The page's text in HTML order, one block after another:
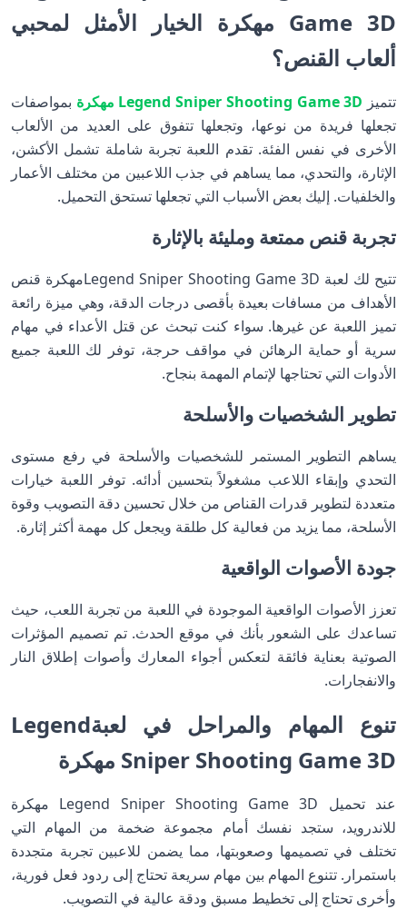
Game 3D مهكرة الخيار الأمثل لمحبي
ألعاب القنص؟
تتميز Legend Sniper Shooting Game 3D مهكرة
بمواصفات
تجعلها فريدة من نوعها، وتجعلها تتفوق على العديد من الألعاب
الأخرى في نفس الفئة. تقدم اللعبة تجربة شاملة تشمل الأكشن،
الإثارة، والتحدي، مما يساهم في جذب اللاعبين من مختلف الأعمار
والخلفيات. إليك بعض الأسباب التي تجعلها تستحق التحميل.
تجربة قنص ممتعة ومليئة بالإثارة
تتيح لك لعبة Legend Sniper Shooting Game 3Dمهكرة قنص
الأهداف من مسافات بعيدة بأقصى درجات الدقة، وهي ميزة رائعة
تميز اللعبة عن غيرها. سواء كنت تبحث عن قتل الأعداء في مهام
سرية أو حماية الرهائن في مواقف حرجة، توفر لك اللعبة جميع
الأدوات التي تحتاجها لإتمام المهمة بنجاح.
تطوير الشخصيات والأسلحة
يساهم التطوير المستمر للشخصيات والأسلحة في رفع مستوى
التحدي وإبقاء اللاعب مشغولاً بتحسين أدائه. توفر اللعبة خيارات
متعددة لتطوير قدرات القناص من خلال تحسين دقة التصويب وقوة
الأسلحة، مما يزيد من فعالية كل طلقة ويجعل كل مهمة أكثر إثارة.
جودة الأصوات الواقعية
تعزز الأصوات الواقعية الموجودة في اللعبة من تجربة اللعب، حيث
تساعدك على الشعور بأنك في موقع الحدث. تم تصميم المؤثرات
الصوتية بعناية فائقة لتعكس أجواء المعارك وأصوات إطلاق النار
والانفجارات.
تنوع المهام والمراحل في لعبةLegend
Sniper Shooting Game 3D مهكرة
عند تحميل Legend Sniper Shooting Game 3D مهكرة
للاندرويد، ستجد نفسك أمام مجموعة ضخمة من المهام التي
تختلف في تصميمها وصعوبتها، مما يضمن للاعبين تجربة متجددة
باستمرار. تتنوع المهام بين مهام سريعة تحتاج إلى ردود فعل فورية،
وأخرى تحتاج إلى تخطيط مسبق ودقة عالية في التصويب.